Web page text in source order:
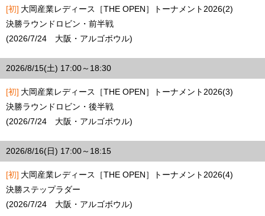
[初] 大岡産業レディース［THE OPEN］トーナメント2026(2)
決勝ラウンドロビン・前半戦
(2026/7/24 大阪・アルゴボウル)
2026/8/15(土) 17:00～18:30
[初] 大岡産業レディース［THE OPEN］トーナメント2026(3)
決勝ラウンドロビン・後半戦
(2026/7/24 大阪・アルゴボウル)
2026/8/16(日) 17:00～18:15
[初] 大岡産業レディース［THE OPEN］トーナメント2026(4)
決勝ステップラダー
(2026/7/24 大阪・アルゴボウル)